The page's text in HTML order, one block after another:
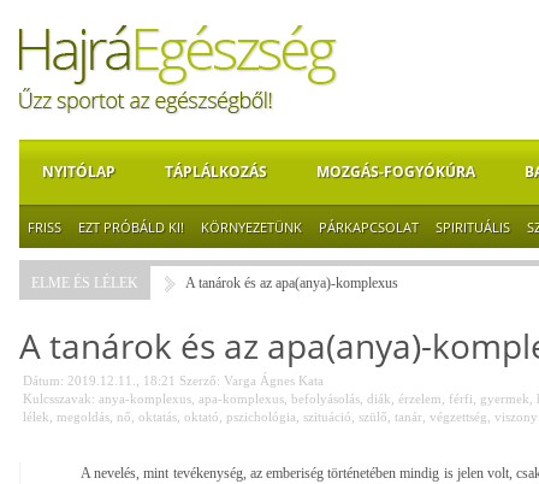
NYITÓLAP TÁPLÁLKOZÁS MOZGÁS-FOGYÓKÚRA
FRISS EZT PRÓBÁLD KI! KÖRNYEZETÜNK PÁRKAPCSOLAT SPIRITUÁLIS
ELME ÉS LÉLEK A tanárok és az apa(anya)-komplexus
A tanárok és az apa(anya)-
Dátum: 2019.12.11., 18:21 Szerző: Varga Ágnes Kata
Kulcsszavak: anya-komplexus apa-komplexus befolyásolás diák érzelem férfi gyermek
lélek
megoldás nő oktatás oktató pszichológia szituáció szülő tanár végzettség viszony
A nevelés, mint tevékenység, az emberiség történetében mindig is jelen volt,